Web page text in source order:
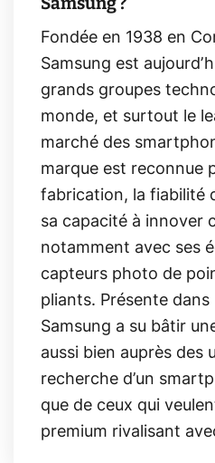
Fondée en 1938 en
Samsung est
grands groupes
monde, et surtout le
marché des
marque est reconnue
fabrication, la fiabilité
sa capacité à innover
notamment avec ses
capteurs photo de
pliants. Présente dans
Samsung a su bâtir
aussi bien auprès des
recherche d’un
que de ceux qui
premium rivalisant